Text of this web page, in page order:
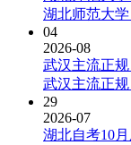
湖北师范大
04
2026-08
武汉主流正
武汉主流正
29
2026-07
湖北自考10